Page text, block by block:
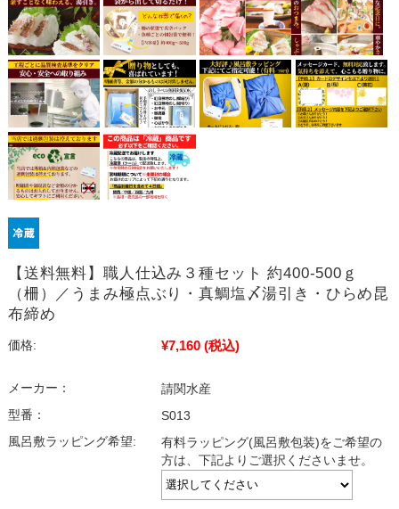
【送料無料】職人仕込み３種セット 約400-500ｇ
（柵）／うまみ極点ぶり・真鯛塩〆湯引き・ひらめ昆
布締め
価格: ¥7,160 (税込)
メーカー：
請関水産
型番：
S013
風呂敷ラッピング希望:
有料ラッピング(風呂敷包装)をご希望の
方は、下記よりご選択くださいませ。